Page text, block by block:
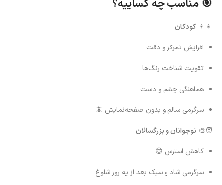
🎯 مناسب چه کساییه؟
👧👦 کودکان
افزایش تمرکز و دقت
تقویت شناخت رنگ‌ها
هماهنگی چشم و دست
سرگرمی سالم و بدون صفحه‌نمایش 📵
🧑‍🎨 نوجوانان و بزرگسالان
کاهش استرس 😌
سرگرمی شاد و سبک بعد از یه روز شلوغ